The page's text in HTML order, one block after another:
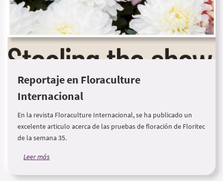
Reportaje en Floraculture
Internacional
En la revista Floraculture Internacional, se ha publicado un
excelente articulo acerca de las pruebas de floración de Floritec
de la semana 35.
Leer más